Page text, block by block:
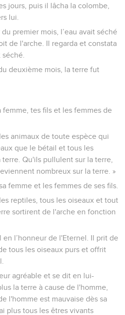
jours, puis il lâcha la colombe,
lui.
premier mois, l’eau avait séché
de l'arche. Il regarda et constata
deuxième mois, la terre fut
femme, tes fils et les femmes de
animaux de toute espèce qui
que le bétail et tous les
Qu'ils pullulent sur la terre,
nombreux sur la terre. »
femme et les femmes de ses fils.
reptiles, tous les oiseaux et tout
sortirent de l'arche en fonction
l’honneur de l'Eternel. Il prit de
tous les oiseaux purs et offrit
agréable et se dit en lui-
la terre à cause de l'homme,
l'homme est mauvaise dès sa
plus tous les êtres vivants